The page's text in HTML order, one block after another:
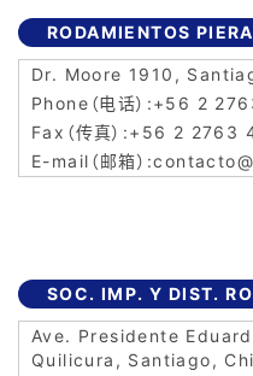
RODAMIENTOS
Dr. Moore 1910,
+56 2
+56 2 2763
SOC. IMP. Y DIST.
Ave. Presidente
Quilicura, Santiago,